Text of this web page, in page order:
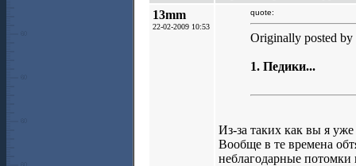
13mm
22-02-2009 10:53
quote:
Originally posted by
1. Педики...
Из-за таких как вы я
Вообще в те времена
неблагодарные